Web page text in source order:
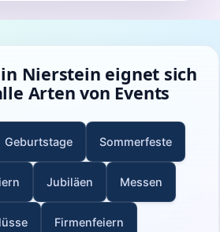
in Nierstein eignet sich
Arten von Events
Geburtstage Sommerfeste
Jubiläen Messen
Firmenfeiern